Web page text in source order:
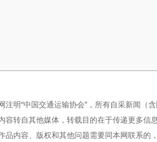
注明“中国交通运输协会”，所有自采新闻（
容转自其他媒体，转载目的在于传递更多信
品内容、版权和其他问题需要同本网联系